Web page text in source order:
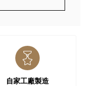
自家工廠製造